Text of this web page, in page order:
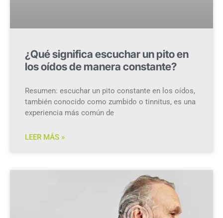
¿Qué significa escuchar un pito en
los oídos de manera constante?
Resumen: escuchar un pito constante en los oídos,
también conocido como zumbido o tinnitus, es una
experiencia más común de
LEER MÁS »